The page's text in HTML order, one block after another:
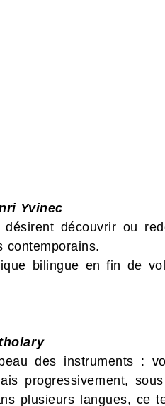
Yvinec
découvrir ou
contemporains.
bilingue en fin de
des instruments :
progressivement,
plusieurs langues, ce